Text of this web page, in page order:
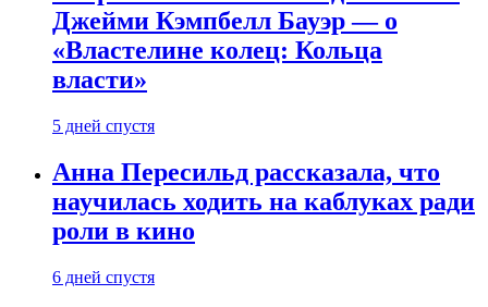
Джейми Кэмпбелл Бауэр — о
«Властелине колец: Кольца
власти»
5 дней спустя
Анна Пересильд рассказала, что
научилась ходить на каблуках ради
роли в кино
6 дней спустя